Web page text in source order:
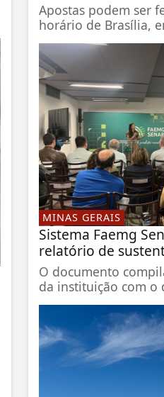
Apostas podem ser
horário de Brasília,
MINAS GERAIS
Sistema Faemg
relatório de
O documento
da instituição com o